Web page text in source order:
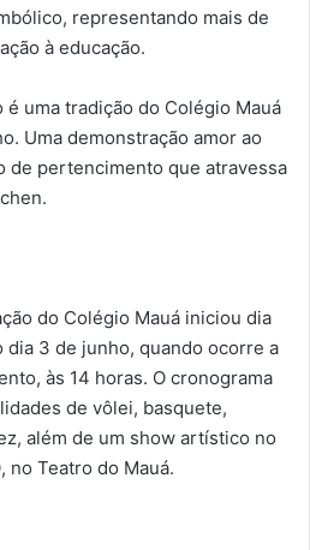
representando mais de
à educação.
é uma tradição do Colégio Mauá
Uma demonstração amor ao
de pertencimento que atravessa
do Colégio Mauá iniciou dia
dia 3 de junho, quando ocorre a
às 14 horas. O cronograma
de vôlei, basquete,
além de um show artístico no
no Teatro do Mauá.